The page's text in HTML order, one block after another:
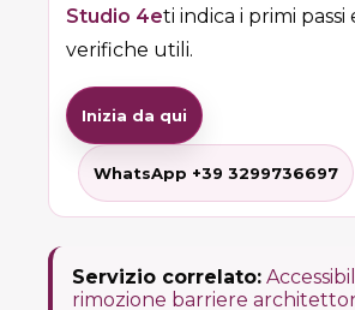
Studio 4eti indica i primi passi
verifiche utili.
Inizia da qui
WhatsApp +39 3299736697
Servizio correlato:
rimozione barriere